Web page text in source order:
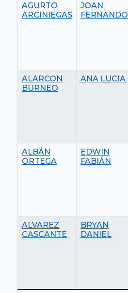
AGURTO
ARCINIEGAS
JOAN
FERNANDO
ALARCON
BURNEO
ANA LUCIA
ALBÁN
ORTEGA
EDWIN
FABIÁN
ALVAREZ
CASCANTE
BRYAN
DANIEL